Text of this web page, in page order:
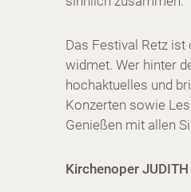
Das Festival Retz
widmet. Wer hinter
hochaktuelles und
Konzerten sowie
Genießen mit allen
Kirchenoper JUDITH